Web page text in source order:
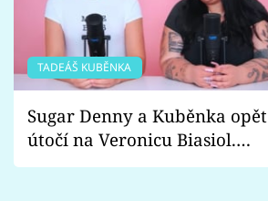
TADEÁŠ KUBĚNKA
Sugar Denny a Kuběnka opět
útočí na Veronicu Biasiol.
Proč je podle nich falešná a